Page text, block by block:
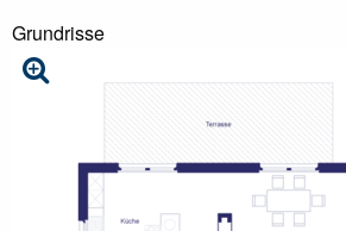
Grundrisse